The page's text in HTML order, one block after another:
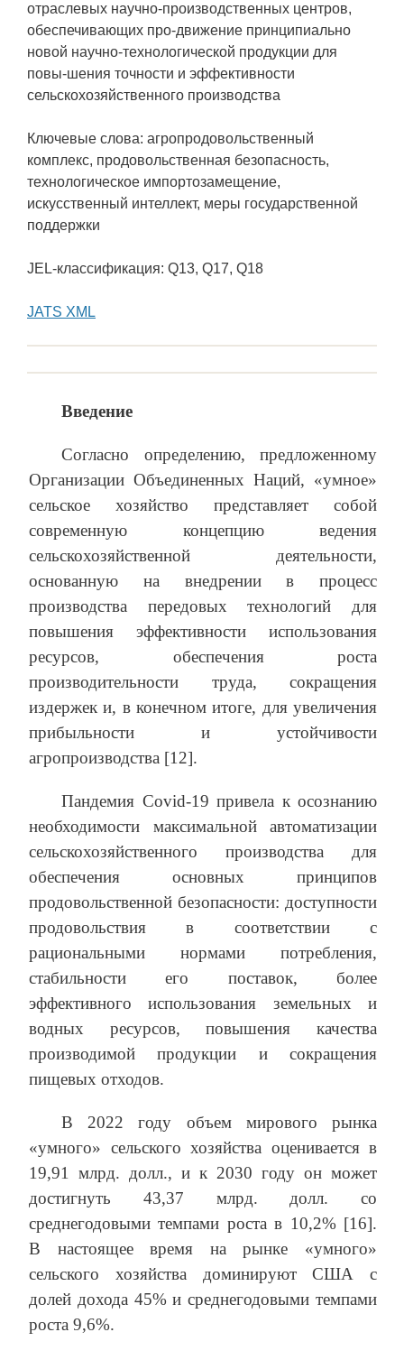
отраслевых научно-производственных центров,
обеспечивающих про-движение принципиально
новой научно-технологической продукции для
повы-шения точности и эффективности
сельскохозяйственного производства
Ключевые слова: агропродовольственный
комплекс, продовольственная безопасность,
технологическое импортозамещение,
искусственный интеллект, меры государственной
поддержки
JEL-классификация: Q13, Q17, Q18
JATS XML
Введение
Согласно определению, предложенному
Организации Объединенных Наций, «умное»
сельское хозяйство представляет собой
современную концепцию ведения
сельскохозяйственной деятельности,
основанную на внедрении в процесс
производства передовых технологий для
повышения эффективности использования
ресурсов, обеспечения роста
производительности труда, сокращения
издержек и, в конечном итоге, для увеличения
прибыльности и устойчивости
агропроизводства [12].
Пандемия Covid-19 привела к осознанию
необходимости максимальной автоматизации
сельскохозяйственного производства для
обеспечения основных принципов
продовольственной безопасности: доступности
продовольствия в соответствии с
рациональными нормами потребления,
стабильности его поставок, более
эффективного использования земельных и
водных ресурсов, повышения качества
производимой продукции и сокращения
пищевых отходов.
В 2022 году объем мирового рынка
«умного» сельского хозяйства оценивается в
19,91 млрд. долл., и к 2030 году он может
достигнуть 43,37 млрд. долл. со
среднегодовыми темпами роста в 10,2% [16].
В настоящее время на рынке «умного»
сельского хозяйства доминируют США с
долей дохода 45% и среднегодовыми темпами
роста 9,6%.